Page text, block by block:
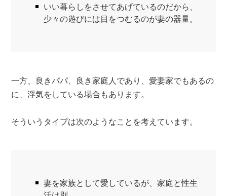
いい暮らしをさせてあげているのだから、
少々の遊びには目をつむるのが妻の器量。
一方、良きパパ、良き家庭人であり、愛妻家でもあるの
に、浮気をしている場合もあります。
そういうタイプは次のようなことを考えています。
妻を家族として愛しているが、家庭と性生